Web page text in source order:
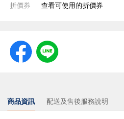
折價券 查看可使用的折價券
商品資訊 配送及售後服務說明